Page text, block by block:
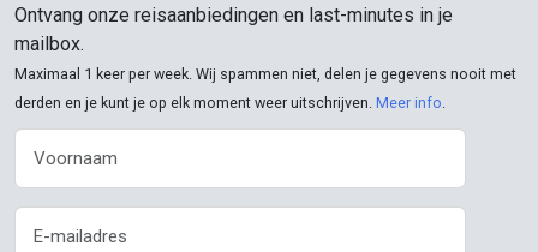
Ontvang onze reisaanbiedingen en last-minutes in je
mailbox.
Maximaal 1 keer per week. Wij spammen niet, delen je gegevens nooit met
derden en je kunt je op elk moment weer uitschrijven. Meer info.